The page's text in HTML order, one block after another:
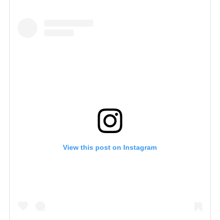
View this post on Instagram